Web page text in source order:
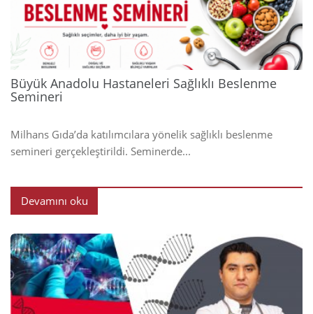
2024
Büyük Anadolu Hastaneleri Sağlıklı Beslenme
Semineri
Milhans Gıda’da katılımcılara yönelik sağlıklı beslenme
semineri gerçekleştirildi. Seminerde...
Devamını oku